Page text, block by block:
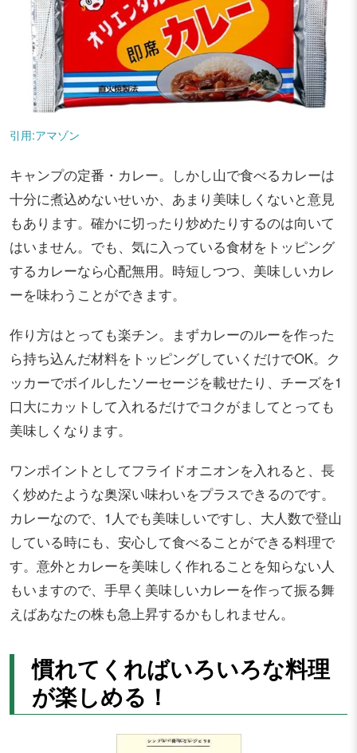
引用:アマゾン
キャンプの定番・カレー。しかし山で食べるカレーは
十分に煮込めないせいか、あまり美味しくないと意見
もあります。確かに切ったり炒めたりするのは向いて
はいません。でも、気に入っている食材をトッピング
するカレーなら心配無用。時短しつつ、美味しいカレ
ーを味わうことができます。
作り方はとっても楽チン。まずカレーのルーを作った
ら持ち込んだ材料をトッピングしていくだけでOK。ク
ッカーでボイルしたソーセージを載せたり、チーズを1
口大にカットして入れるだけでコクがましてとっても
美味しくなります。
ワンポイントとしてフライドオニオンを入れると、長
く炒めたような奥深い味わいをプラスできるのです。
カレーなので、1人でも美味しいですし、大人数で登山
している時にも、安心して食べることができる料理で
す。意外とカレーを美味しく作れることを知らない人
もいますので、手早く美味しいカレーを作って振る舞
えばあなたの株も急上昇するかもしれません。
慣れてくればいろいろな料理
が楽しめる！